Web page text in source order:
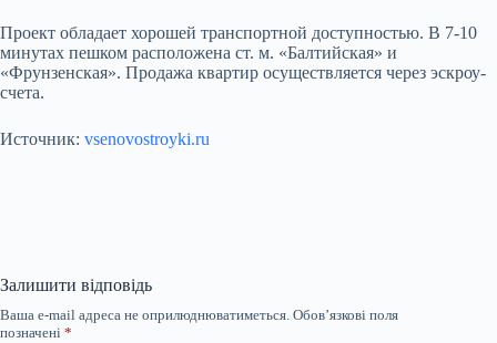
Проект обладает хорошей транспортной доступностью. В 7-10
минутах пешком расположена ст. м. «Балтийская» и
«Фрунзенская». Продажа квартир осуществляется через эскроу-
счета.
Источник: vsenovostroyki.ru
Залишити відповідь
Ваша e-mail адреса не оприлюднюватиметься. Обов’язкові поля
позначені *